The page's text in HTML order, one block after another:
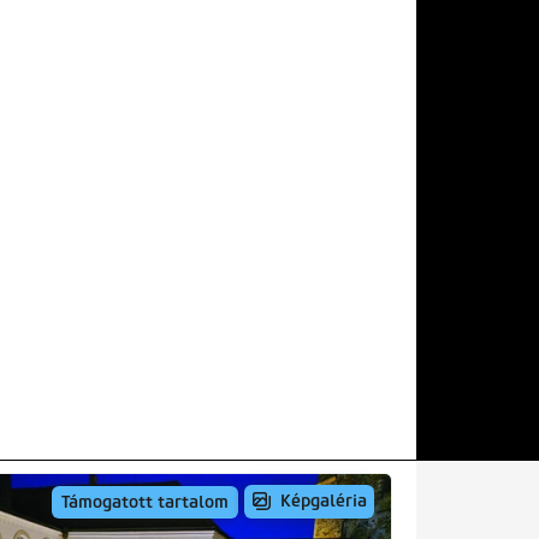
Támogatott tartalom Képgaléria